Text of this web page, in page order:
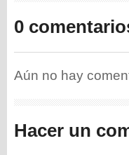
0
Aún no hay
Hacer un